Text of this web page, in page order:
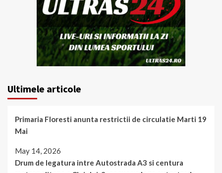
Ultimele articole
Primaria Floresti anunta restrictii de circulatie Marti 19
Mai
May 14, 2026
Drum de legatura intre Autostrada A3 si centura